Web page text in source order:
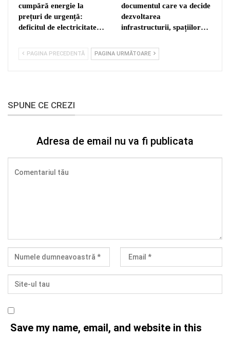
cumpără energie la
prețuri de urgență:
deficitul de electricitate…
documentul care va decide
dezvoltarea
infrastructurii, spațiilor…
PAGINA PRECEDENTĂ PAGINA URMĂTOARE
SPUNE CE CREZI
Adresa de email nu va fi publicata
Save my name, email, and website in this